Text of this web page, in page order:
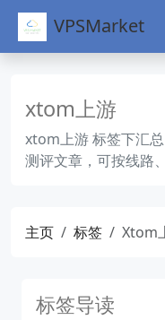
VPSMarket
xtom上游
xtom上游 标签下汇
测评文章，可按线路
主页 标签 Xtom
标签导读